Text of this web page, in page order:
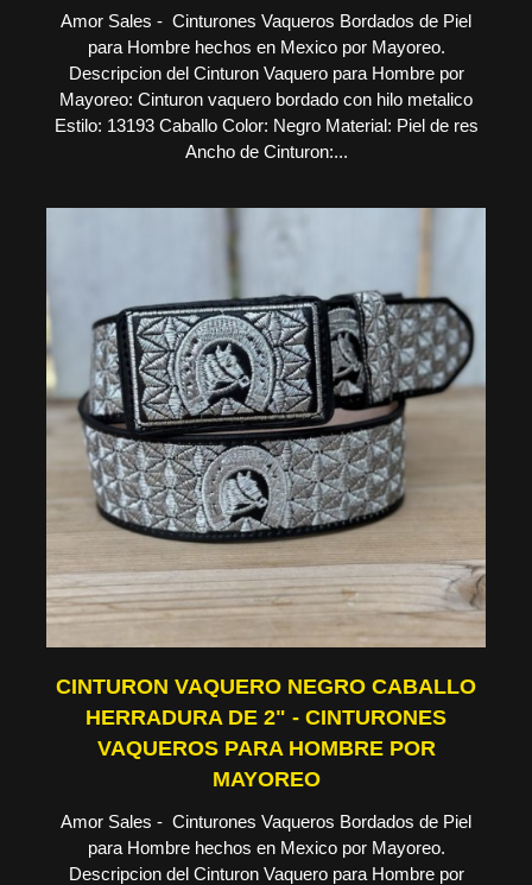
Amor Sales - Cinturones Vaqueros Bordados de Piel
para Hombre hechos en Mexico por Mayoreo.
Descripcion del Cinturon Vaquero para Hombre por
Mayoreo: Cinturon vaquero bordado con hilo metalico
Estilo: 13193 Caballo Color: Negro Material: Piel de res
Ancho de Cinturon:...
CINTURON VAQUERO NEGRO CABALLO
HERRADURA DE 2" - CINTURONES
VAQUEROS PARA HOMBRE POR
MAYOREO
Amor Sales - Cinturones Vaqueros Bordados de Piel
para Hombre hechos en Mexico por Mayoreo.
Descripcion del Cinturon Vaquero para Hombre por